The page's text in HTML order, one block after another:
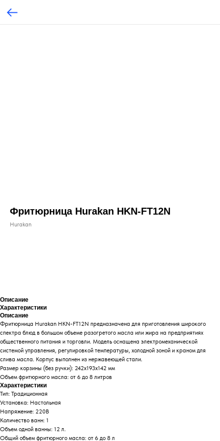
Фритюрница Hurakan HKN-FT12N
Hurakan
Описание
Характеристики
Описание
Фритюрница Hurakan HKN-FT12N предназначена для приготовления широкого
спектра блюд в большом объеме разогретого масла или жира на предприятиях
общественного питания и торговли. Модель оснащена электромеханической
системой управления, регулировкой температуры, холодной зоной и краном для
слива масла. Корпус выполнен из нержавеющей стали.
Размер корзины (без ручки): 242х193х142 мм
Объем фритюрного масла: от 6 до 8 литров
Характеристики
Тип: Традиционная
Установка: Настольная
Напряжение: 220В
Количество ванн: 1
Объем одной ванны: 12 л.
Общий объем фритюрного масла: от 6 до 8 л